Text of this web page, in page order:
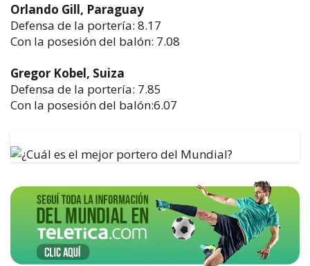
Orlando Gill, Paraguay
Defensa de la portería: 8.17
Con la posesión del balón: 7.08
Gregor Kobel, Suiza
Defensa de la portería: 7.85
Con la posesión del balón:6.07